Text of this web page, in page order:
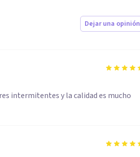
Dejar una opinión
intermitentes y la calidad es mucho